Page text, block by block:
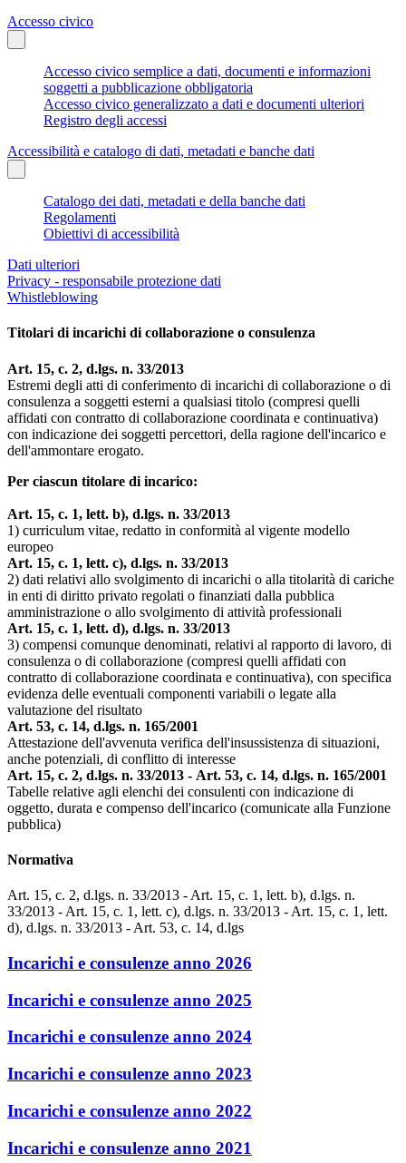
Accesso civico
Accesso civico semplice a dati, documenti e informazioni
soggetti a pubblicazione obbligatoria
Accesso civico generalizzato a dati e documenti ulteriori
Registro degli accessi
Accessibilità e catalogo di dati, metadati e banche dati
Catalogo dei dati, metadati e della banche dati
Regolamenti
Obiettivi di accessibilità
Dati ulteriori
Privacy - responsabile protezione dati
Whistleblowing
Titolari di incarichi di collaborazione o consulenza
Art. 15, c. 2, d.lgs. n. 33/2013
Estremi degli atti di conferimento di incarichi di collaborazione o di
consulenza a soggetti esterni a qualsiasi titolo (compresi quelli
affidati con contratto di collaborazione coordinata e continuativa)
con indicazione dei soggetti percettori, della ragione dell'incarico e
dell'ammontare erogato.
Per ciascun titolare di incarico:
Art. 15, c. 1, lett. b), d.lgs. n. 33/2013
1) curriculum vitae, redatto in conformità al vigente modello
europeo
Art. 15, c. 1, lett. c), d.lgs. n. 33/2013
2) dati relativi allo svolgimento di incarichi o alla titolarità di cariche
in enti di diritto privato regolati o finanziati dalla pubblica
amministrazione o allo svolgimento di attività professionali
Art. 15, c. 1, lett. d), d.lgs. n. 33/2013
3) compensi comunque denominati, relativi al rapporto di lavoro, di
consulenza o di collaborazione (compresi quelli affidati con
contratto di collaborazione coordinata e continuativa), con specifica
evidenza delle eventuali componenti variabili o legate alla
valutazione del risultato
Art. 53, c. 14, d.lgs. n. 165/2001
Attestazione dell'avvenuta verifica dell'insussistenza di situazioni,
anche potenziali, di conflitto di interesse
Art. 15, c. 2, d.lgs. n. 33/2013 - Art. 53, c. 14, d.lgs. n. 165/2001
Tabelle relative agli elenchi dei consulenti con indicazione di
oggetto, durata e compenso dell'incarico (comunicate alla Funzione
pubblica)
Normativa
Art. 15, c. 2, d.lgs. n. 33/2013 - Art. 15, c. 1, lett. b), d.lgs. n.
33/2013 - Art. 15, c. 1, lett. c), d.lgs. n. 33/2013 - Art. 15, c. 1, lett.
d), d.lgs. n. 33/2013 - Art. 53, c. 14, d.lgs
Incarichi e consulenze anno 2026
Incarichi e consulenze anno 2025
Incarichi e consulenze anno 2024
Incarichi e consulenze anno 2023
Incarichi e consulenze anno 2022
Incarichi e consulenze anno 2021